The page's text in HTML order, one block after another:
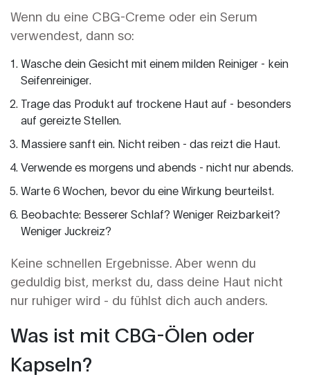
Wenn du eine CBG-Creme oder ein Serum
verwendest, dann so:
Wasche dein Gesicht mit einem milden Reiniger - kein
Seifenreiniger.
Trage das Produkt auf trockene Haut auf - besonders
auf gereizte Stellen.
Massiere sanft ein. Nicht reiben - das reizt die Haut.
Verwende es morgens und abends - nicht nur abends.
Warte 6 Wochen, bevor du eine Wirkung beurteilst.
Beobachte: Besserer Schlaf? Weniger Reizbarkeit?
Weniger Juckreiz?
Keine schnellen Ergebnisse. Aber wenn du
geduldig bist, merkst du, dass deine Haut nicht
nur ruhiger wird - du fühlst dich auch anders.
Was ist mit CBG-Ölen oder
Kapseln?